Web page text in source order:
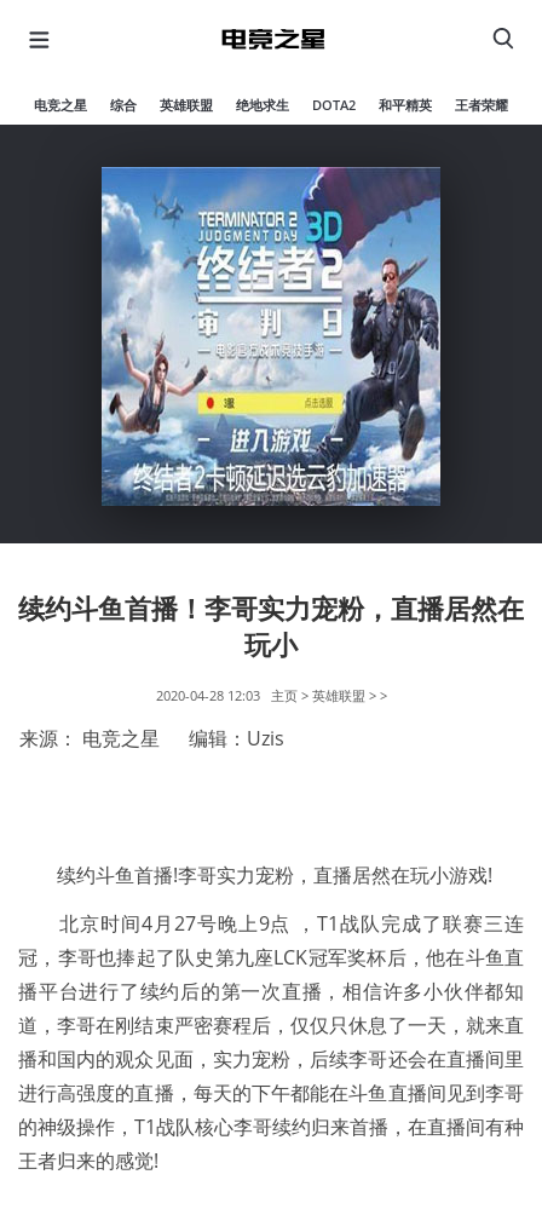
电竞之星 综合 英雄联盟 绝地求生 DOTA2 和平精英 王者荣耀
续约斗鱼首播！李哥实力宠粉，直播居然在
玩小
2020-04-28 12:03 主页> 英雄联盟 > >
来源： 电竞之星      编辑：Uzis
续约斗鱼首播!李哥实力宠粉，直播居然在玩小游戏!
北京时间4月27号晚上9点 ，T1战队完成了联赛三连
冠，李哥也捧起了队史第九座LCK冠军奖杯后，他在斗鱼直
播平台进行了续约后的第一次直播，相信许多小伙伴都知
道，李哥在刚结束严密赛程后，仅仅只休息了一天，就来直
播和国内的观众见面，实力宠粉，后续李哥还会在直播间里
进行高强度的直播，每天的下午都能在斗鱼直播间见到李哥
的神级操作，T1战队核心李哥续约归来首播，在直播间有种
王者归来的感觉!